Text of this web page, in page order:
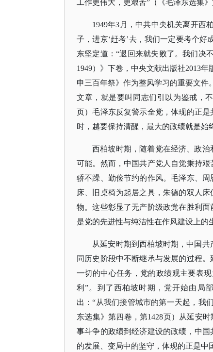
工作更伟大，更艰苦”（《毛泽东选集》
1949年3月，中共中央机关离开西
子，进京‘赶考’去，我们一定要考个好
东坚定道：“退回来就失败了。我们决
1949）》下卷，中央文献出版社2013
申三百年祭》作为整风学习的重要文
文章，就是要叫同志们引以为鉴戒，
页）毛泽东反复警示全党，体现的正
时，越要保持清醒，最大的政绩就是始
西柏坡时期，随着党在经济、政
可能。然而，中国共产党人自觉秉持
骄不躁、勤俭节约的作风。毛泽东、
床、旧桌椅为起居之具，朱德的双人
物。这些彰显了无产阶级政党在胜利
是党的先进性与纯洁性在作风建设上的
从延安时期到西柏坡时期，中国
同历史阶段中不断继承与发展的过程
一切的中心任务，党的政绩观主要表
利”。到了西柏坡时期，党开始由局
出：“从我们接管城市的第一天起，我
东选集》第四卷，第1428页）从延安
事斗争的政绩到经济建设的政绩，中
的发展、变局中的坚守，体现的正是中